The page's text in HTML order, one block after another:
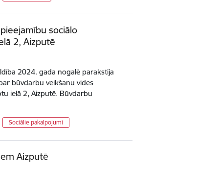
sociālo
2, Aizputē
2024. gada nogalē parakstīja
par būvdarbu veikšanu vides
ielā 2, Aizputē. Būvdarbu
Sociālie pakalpojumi
Aizputē